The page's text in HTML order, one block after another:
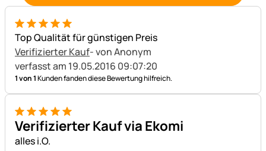
5 von 5
Top Qualität für günstigen Preis
Verifizierter Kauf- von Anonym
verfasst am 19.05.2016 09:07:20
1 von 1Kunden fanden diese Bewertung hilfreich.
5 von 5
Verifizierter Kauf via Ekomi
alles i.O.